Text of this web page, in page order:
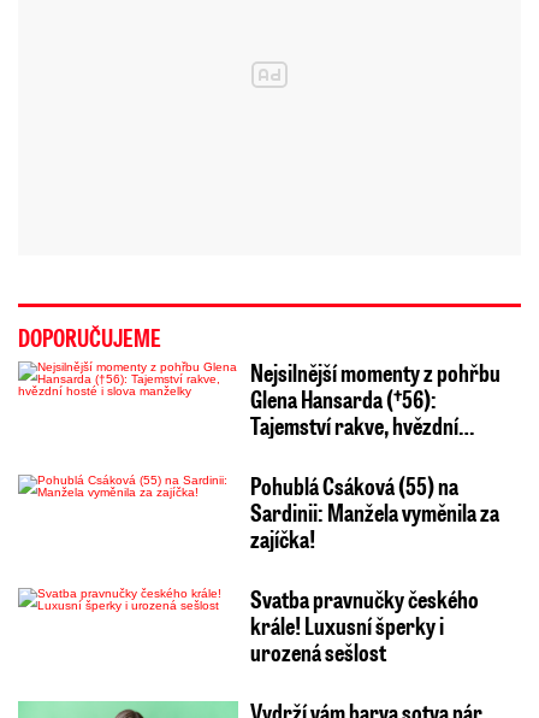
DOPORUČUJEME
Nejsilnější momenty z pohřbu
Glena Hansarda (†56):
Tajemství rakve, hvězdní…
Pohublá Csáková (55) na
Sardinii: Manžela vyměnila za
zajíčka!
Svatba pravnučky českého
krále! Luxusní šperky i
urozená sešlost